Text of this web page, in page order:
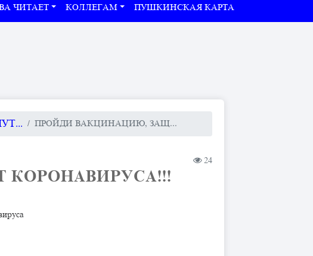
ЧИТАЕТ КОЛЛЕГАМ ПУШКИНСКАЯ КАРТА
ПРОЙДИ ВАКЦИНАЦИЮ, ЗАЩ...
24